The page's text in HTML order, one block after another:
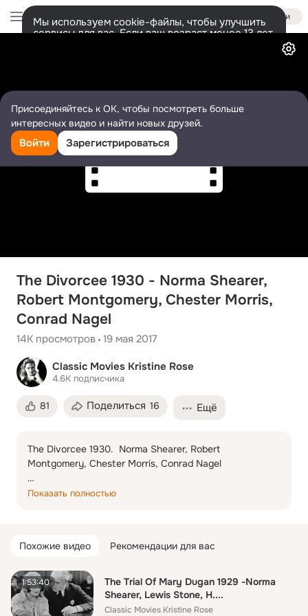
The Divorcee 1930 - Norma Shearer,
Robert Montgomery, Chester Morris,
Conrad Nagel
14K просмотров 19 мая 2017
Classic Movies Kristine Rose
4.6K подписчика
81 Поделиться 16 Ещё
The Divorcee 1930.  Norma Shearer, Robert
Montgomery, Chester Morris, Conrad Nagel
After three years of marriage, Ted (Chester Morris) has
The couple divorces, and Jerry tries to find happiness
depression. After a series of flings, Jerry reunites with
Paul (Conrad Nagel), who was in love with Jerry before
she married Ted -- only to find Paul is now married.
Показать полностью
Похожие видео Рекомендации для вас
1:53:40
The Trial Of Mary Dugan 1929 -Norma
Shearer, Lewis Stone, H....
Classic Movies Kristine Rose
Войти
Мы используем cookie-файлы, чтобы улучшить
сервисы для вас. Если ваш возраст менее 13 лет,
Присоединяйтесь к ОК, чтобы посмотреть больше
интересных видео и найти новых друзей.
Войти Зарегистрироваться